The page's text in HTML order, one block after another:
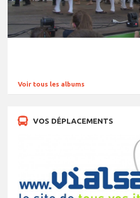
Voir tous les albums
VOS DÉPLACEMENTS